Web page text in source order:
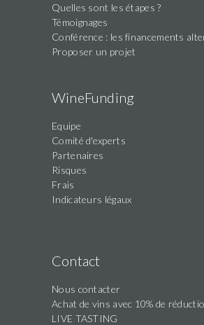
Quelles sont les étapes ?
Témoignages
Conférence : les financements
Proposer un projet
WineFunding
Equipe
Comité d'experts
Partenaires
Risques
Frais
Indicateurs légaux
Contact
Nous contacter
Achat de vins avec 10% de
LIVE TASTING